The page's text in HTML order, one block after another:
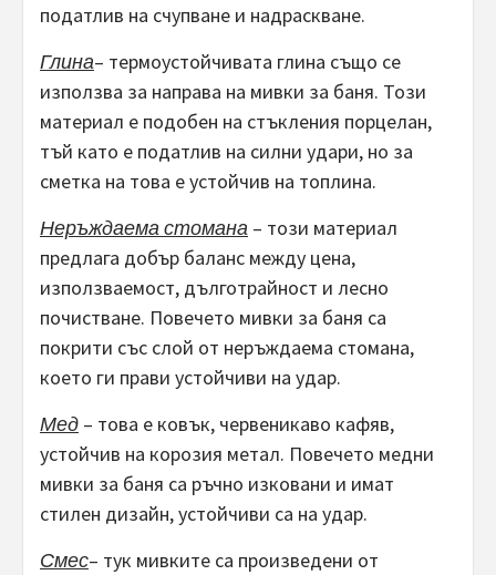
податлив на счупване и надраскване.
Глина– термоустойчивата глина също се
използва за направа на мивки за баня. Този
материал е подобен на стъкления порцелан,
тъй като е податлив на силни удари, но за
сметка на това е устойчив на топлина.
Неръждаема стомана – този материал
предлага добър баланс между цена,
използваемост, дълготрайност и лесно
почистване. Повечето мивки за баня са
покрити със слой от неръждаема стомана,
което ги прави устойчиви на удар.
Мед – това е ковък, червеникаво кафяв,
устойчив на корозия метал. Повечето медни
мивки за баня са ръчно изковани и имат
стилен дизайн, устойчиви са на удар.
Смес– тук мивките са произведени от